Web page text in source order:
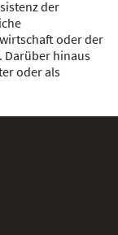
der
oder der
Darüber hinaus
oder als